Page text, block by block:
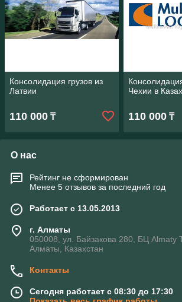
Консолидация грузов из
Латвии
110 000 ₸
Чехии в
110 000₸
О нас
Рейтинг не сформирован
Менее 5 отзывов за последний год
Работает с 13.05.2013
г. Алматы
050008, ул. Байзакова 280, БЦ Almaty
Алматы, Казахстан
Контакты
Сегодня работает с 08:30 до 17:30